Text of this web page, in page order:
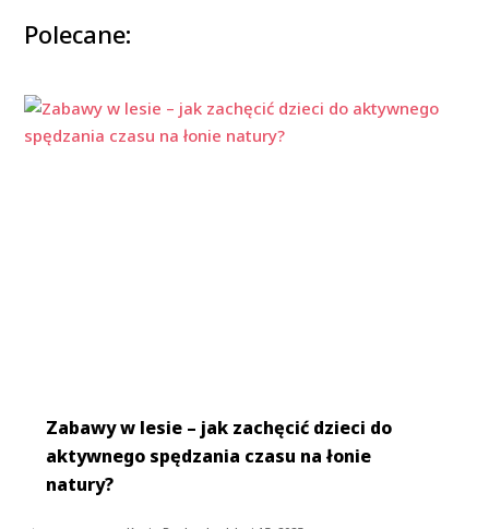
Polecane:
Zabawy w lesie – jak zachęcić dzieci do
aktywnego spędzania czasu na łonie
natury?